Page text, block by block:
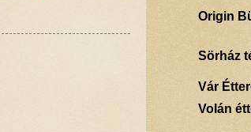
Origin
Sörház
Vár
Volán